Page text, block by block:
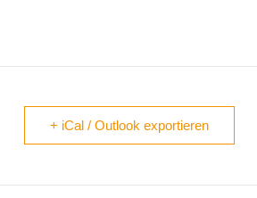
+ iCal / Outlook exportieren